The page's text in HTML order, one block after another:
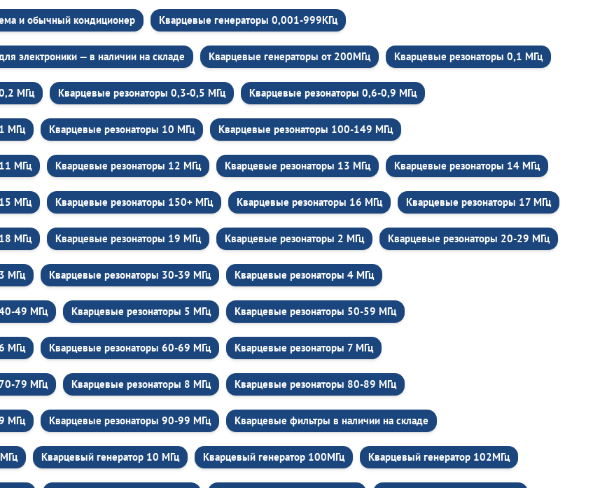
и обычный кондиционер Кварцевые генераторы 0,001-999КГц
электроники — в наличии на складе Кварцевые генераторы от 200МГц Кварцевые резонаторы 0,1 МГц
МГц Кварцевые резонаторы 0,3-0,5 МГц Кварцевые резонаторы 0,6-0,9 МГц
МГц Кварцевые резонаторы 10 МГц Кварцевые резонаторы 100-149 МГц
МГц Кварцевые резонаторы 12 МГц Кварцевые резонаторы 13 МГц Кварцевые резонаторы 14 МГц
МГц Кварцевые резонаторы 150+ МГц Кварцевые резонаторы 16 МГц Кварцевые резонаторы 17 МГц
МГц Кварцевые резонаторы 19 МГц Кварцевые резонаторы 2 МГц Кварцевые резонаторы 20-29 МГц
МГц Кварцевые резонаторы 30-39 МГц Кварцевые резонаторы 4 МГц
49 МГц Кварцевые резонаторы 5 МГц Кварцевые резонаторы 50-59 МГц
МГц Кварцевые резонаторы 60-69 МГц Кварцевые резонаторы 7 МГц
79 МГц Кварцевые резонаторы 8 МГц Кварцевые резонаторы 80-89 МГц
МГц Кварцевые резонаторы 90-99 МГц Кварцевые фильтры в наличии на складе
Кварцевый генератор 10 МГц Кварцевый генератор 100МГц Кварцевый генератор 102МГц